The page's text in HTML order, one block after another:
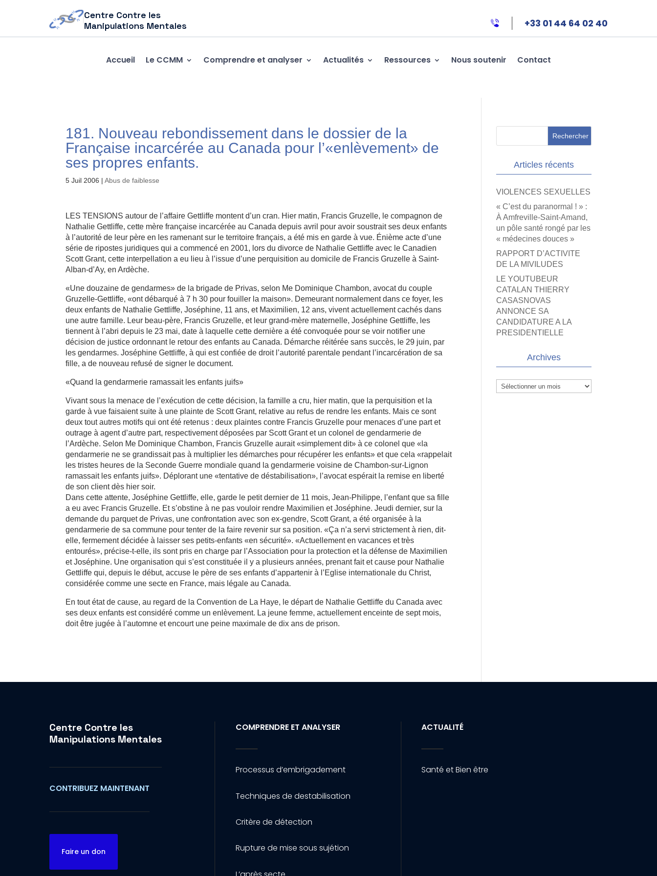
Centre Contre les
Manipulations Mentales
+33 01 44 64 02 40
Accueil Le CCMM Comprendre et analyser Actualités Ressources Nous soutenir Contact
181. Nouveau rebondissement dans le dossier de la
Française incarcérée au Canada pour l’«enlèvement» de
ses propres enfants.
5 Juil 2006 |Abus de faiblesse
LES TENSIONS autour de l’affaire Gettliffe montent d’un cran. Hier matin, Francis Gruzelle, le compagnon de
Nathalie Gettliffe, cette mère française incarcérée au Canada depuis avril pour avoir soustrait ses deux enfants
à l’autorité de leur père en les ramenant sur le territoire français, a été mis en garde à vue. Énième acte d’une
série de ripostes juridiques qui a commencé en 2001, lors du divorce de Nathalie Gettliffe avec le Canadien
Scott Grant, cette interpellation a eu lieu à l’issue d’une perquisition au domicile de Francis Gruzelle à Saint-
Alban-d’Ay, en Ardèche.
«Une douzaine de gendarmes» de la brigade de Privas, selon Me Dominique Chambon, avocat du couple
Gruzelle-Gettliffe, «ont débarqué à 7 h 30 pour fouiller la maison». Demeurant normalement dans ce foyer, les
deux enfants de Nathalie Gettliffe, Joséphine, 11 ans, et Maximilien, 12 ans, vivent actuellement cachés dans
une autre famille. Leur beau-père, Francis Gruzelle, et leur grand-mère maternelle, Joséphine Gettliffe, les
tiennent à l’abri depuis le 23 mai, date à laquelle cette dernière a été convoquée pour se voir notifier une
décision de justice ordonnant le retour des enfants au Canada. Démarche réitérée sans succès, le 29 juin, par
les gendarmes. Joséphine Gettliffe, à qui est confiée de droit l’autorité parentale pendant l’incarcération de sa
fille, a de nouveau refusé de signer le document.
«Quand la gendarmerie ramassait les enfants juifs»
Vivant sous la menace de l’exécution de cette décision, la famille a cru, hier matin, que la perquisition et la
garde à vue faisaient suite à une plainte de Scott Grant, relative au refus de rendre les enfants. Mais ce sont
deux tout autres motifs qui ont été retenus : deux plaintes contre Francis Gruzelle pour menaces d’une part et
outrage à agent d’autre part, respectivement déposées par Scott Grant et un colonel de gendarmerie de
l’Ardèche. Selon Me Dominique Chambon, Francis Gruzelle aurait «simplement dit» à ce colonel que «la
gendarmerie ne se grandissait pas à multiplier les démarches pour récupérer les enfants» et que cela «rappelait
les tristes heures de la Seconde Guerre mondiale quand la gendarmerie voisine de Chambon-sur-Lignon
ramassait les enfants juifs». Déplorant une «tentative de déstabilisation», l’avocat espérait la remise en liberté
de son client dès hier soir.
Dans cette attente, Joséphine Gettliffe, elle, garde le petit dernier de 11 mois, Jean-Philippe, l’enfant que sa fille
a eu avec Francis Gruzelle. Et s’obstine à ne pas vouloir rendre Maximilien et Joséphine. Jeudi dernier, sur la
demande du parquet de Privas, une confrontation avec son ex-gendre, Scott Grant, a été organisée à la
gendarmerie de sa commune pour tenter de la faire revenir sur sa position. «Ça n’a servi strictement à rien, dit-
elle, fermement décidée à laisser ses petits-enfants «en sécurité». «Actuellement en vacances et très
entourés», précise-t-elle, ils sont pris en charge par l’Association pour la protection et la défense de Maximilien
et Joséphine. Une organisation qui s’est constituée il y a plusieurs années, prenant fait et cause pour Nathalie
Gettliffe qui, depuis le début, accuse le père de ses enfants d’appartenir à l’Eglise internationale du Christ,
considérée comme une secte en France, mais légale au Canada.
En tout état de cause, au regard de la Convention de La Haye, le départ de Nathalie Gettliffe du Canada avec
ses deux enfants est considéré comme un enlèvement. La jeune femme, actuellement enceinte de sept mois,
doit être jugée à l’automne et encourt une peine maximale de dix ans de prison.
Articles récents
VIOLENCES SEXUELLES
« C’est du paranormal ! » :
À Amfreville-Saint-Amand,
un pôle santé rongé par les
« médecines douces »
RAPPORT D’ACTIVITE
DE LA MIVILUDES
LE YOUTUBEUR
CATALAN THIERRY
CASASNOVAS
ANNONCE SA
CANDIDATURE A LA
PRESIDENTIELLE
Archives
Archives
Centre Contre les
Manipulations Mentales
CONTRIBUEZ MAINTENANT
Faire un don
COMPRENDRE ET ANALYSER
Processus d’embrigadement
Techniques de destabilisation
Critère de détection
Rupture de mise sous sujétion
ACTUALITÉ
Santé et Bien être